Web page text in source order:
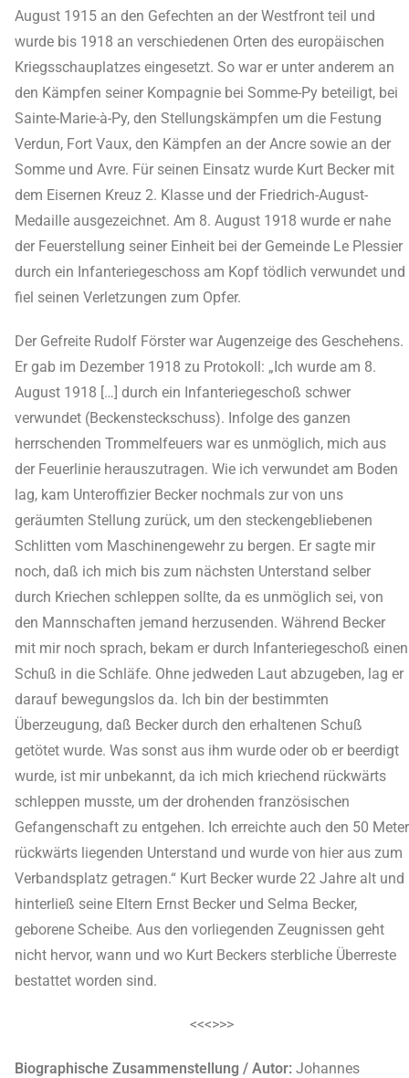
August 1915 an den Gefechten an der Westfront teil und
wurde bis 1918 an verschiedenen Orten des europäischen
Kriegsschauplatzes eingesetzt. So war er unter anderem an
den Kämpfen seiner Kompagnie bei Somme-Py beteiligt, bei
Sainte-Marie-à-Py, den Stellungskämpfen um die Festung
Verdun, Fort Vaux, den Kämpfen an der Ancre sowie an der
Somme und Avre. Für seinen Einsatz wurde Kurt Becker mit
dem Eisernen Kreuz 2. Klasse und der Friedrich-August-
Medaille ausgezeichnet. Am 8. August 1918 wurde er nahe
der Feuerstellung seiner Einheit bei der Gemeinde Le Plessier
durch ein Infanteriegeschoss am Kopf tödlich verwundet und
fiel seinen Verletzungen zum Opfer.
Der Gefreite Rudolf Förster war Augenzeige des Geschehens.
Er gab im Dezember 1918 zu Protokoll: „Ich wurde am 8.
August 1918 […] durch ein Infanteriegeschoß schwer
verwundet (Beckensteckschuss). Infolge des ganzen
herrschenden Trommelfeuers war es unmöglich, mich aus
der Feuerlinie herauszutragen. Wie ich verwundet am Boden
lag, kam Unteroffizier Becker nochmals zur von uns
geräumten Stellung zurück, um den steckengebliebenen
Schlitten vom Maschinengewehr zu bergen. Er sagte mir
noch, daß ich mich bis zum nächsten Unterstand selber
durch Kriechen schleppen sollte, da es unmöglich sei, von
den Mannschaften jemand herzusenden. Während Becker
mit mir noch sprach, bekam er durch Infanteriegeschoß einen
Schuß in die Schläfe. Ohne jedweden Laut abzugeben, lag er
darauf bewegungslos da. Ich bin der bestimmten
Überzeugung, daß Becker durch den erhaltenen Schuß
getötet wurde. Was sonst aus ihm wurde oder ob er beerdigt
wurde, ist mir unbekannt, da ich mich kriechend rückwärts
schleppen musste, um der drohenden französischen
Gefangenschaft zu entgehen. Ich erreichte auch den 50 Meter
rückwärts liegenden Unterstand und wurde von hier aus zum
Verbandsplatz getragen.“ Kurt Becker wurde 22 Jahre alt und
hinterließ seine Eltern Ernst Becker und Selma Becker,
geborene Scheibe. Aus den vorliegenden Zeugnissen geht
nicht hervor, wann und wo Kurt Beckers sterbliche Überreste
bestattet worden sind.
<<<>>>
Biographische Zusammenstellung / Autor: Johannes